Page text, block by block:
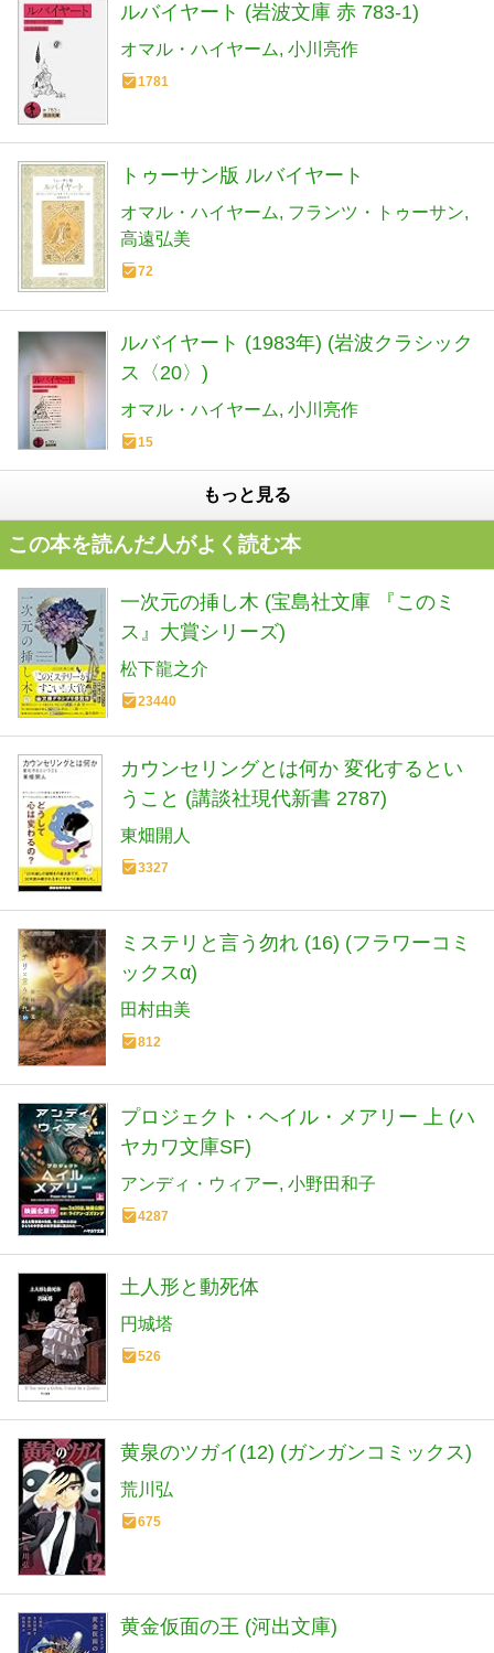
ルバイヤート (岩波文庫 赤 783-1)
オマル・ハイヤーム 小川亮作
1781
トゥーサン版 ルバイヤート
オマル・ハイヤーム
フランツ・トゥーサン
高遠弘美
72
ルバイヤート (1983年) (岩波クラシック
ス〈20〉)
オマル・ハイヤーム 小川亮作
15
もっと見る
この本を読んだ人がよく読む本
一次元の挿し木 (宝島社文庫 『このミ
ス』大賞シリーズ)
松下龍之介
23440
カウンセリングとは何か 変化するとい
うこと (講談社現代新書 2787)
東畑開人
3327
ミステリと言う勿れ (16) (フラワーコミ
ックスα)
田村由美
812
プロジェクト・ヘイル・メアリー 上 (ハ
ヤカワ文庫SF)
アンディ・ウィアー 小野田和子
4287
土人形と動死体
円城塔
526
黄泉のツガイ(12) (ガンガンコミックス)
荒川弘
675
黄金仮面の王 (河出文庫)